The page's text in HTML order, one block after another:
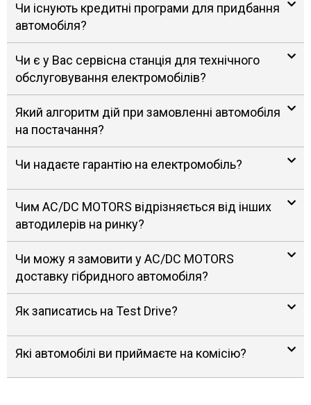
Чи існують кредитні програми для придбання
автомобіля?
Чи є у Вас сервісна станція для технічного
обслуговування електромобілів?
Який алгоритм дій при замовленні автомобіля
на постачання?
Чи надаєте гарантію на електромобіль?
Чим AC/DC MOTORS відрізняється від інших
автодилерів на ринку?
Чи можу я замовити у AC/DC MOTORS
доставку гібридного автомобіля?
Як записатись на Test Drive?
Які автомобілі ви приймаєте на комісію?